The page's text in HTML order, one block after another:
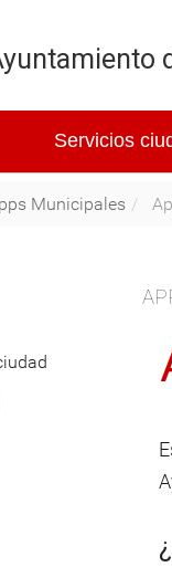
Servicios
Municipales